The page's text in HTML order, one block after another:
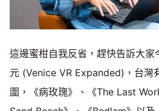
這邊蜜柑自我反省，趕快告訴大
元 (Venice VR Expanded)，台灣
圍，《病玫瑰》、《The Last